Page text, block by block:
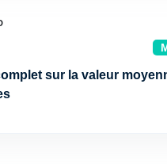
sur la valeur